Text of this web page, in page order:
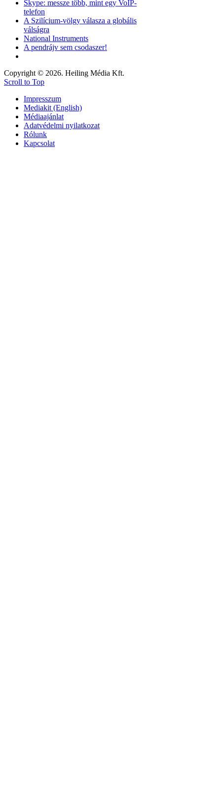
Skype: messze több, mint egy VoIP-
telefon
A Szilícium-völgy válasza a globális
válságra
National Instruments
A pendrájv sem csodaszer!
Copyright © 2026. Heiling Média Kft.
Scroll to Top
Impresszum
Mediakit (English)
Médiaajánlat
Adatvédelmi nyilatkozat
Rólunk
Kapcsolat